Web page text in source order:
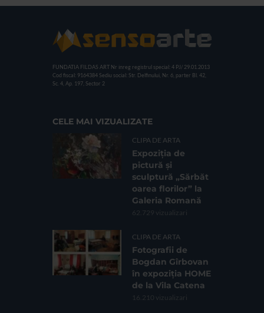
FUNDATIA FILDAS ART Nr inreg registrul special: 4 PJ/ 29.01.2013
Cod fiscal: 9164384 Sediu social: Str. Delfinului, Nr. 6, parter Bl. 42,
Sc. 4, Ap. 197, Sector 2
CELE MAI VIZUALIZATE
CLIPA DE ARTA
Expoziția de
pictură și
sculptură „Sărbăt
oarea florilor” la
Galeria Romană
62.729 vizualizari
CLIPA DE ARTA
Fotografii de
Bogdan Gîrbovan
în expoziția HOME
de la Vila Catena
16.210 vizualizari